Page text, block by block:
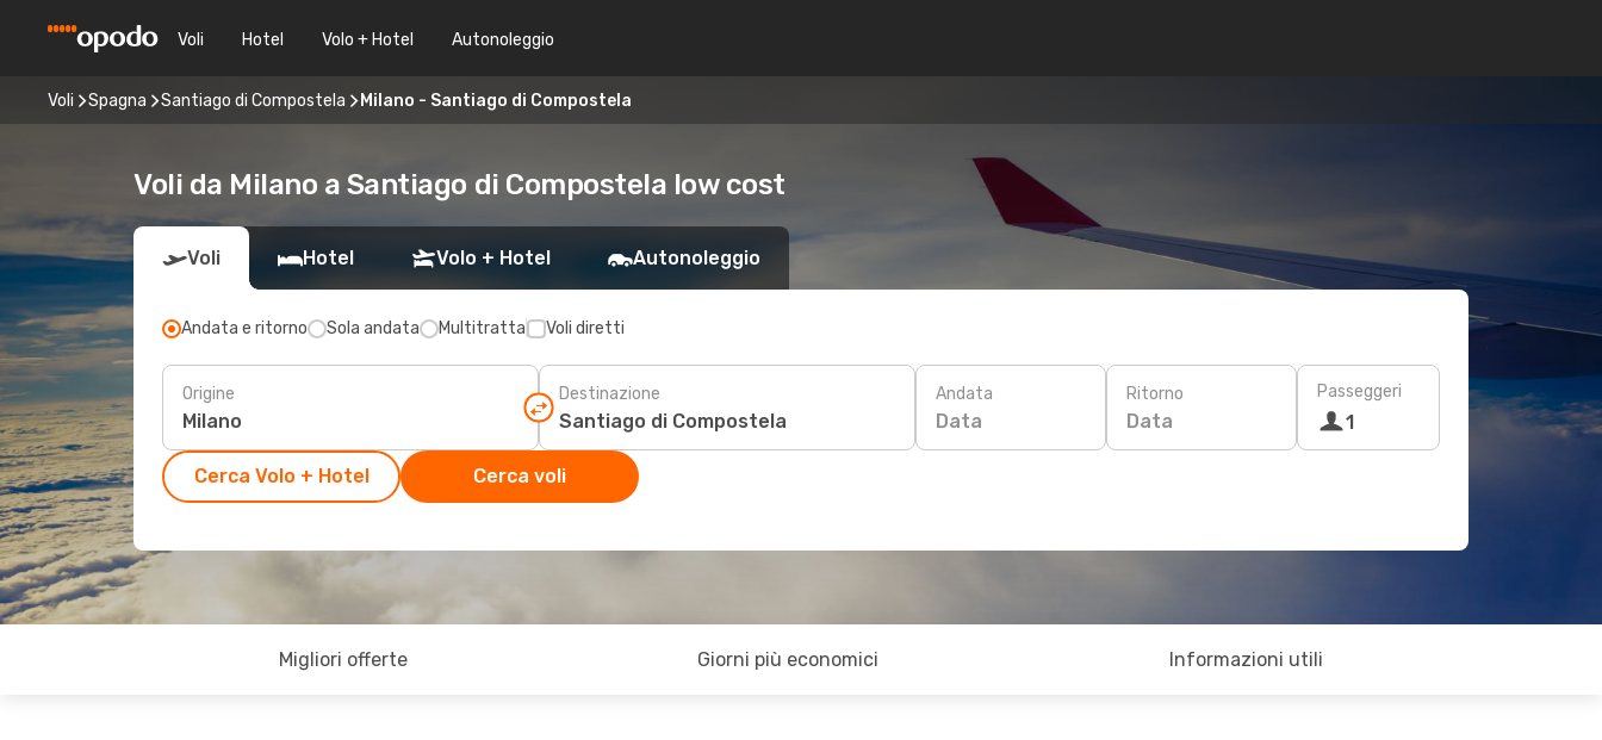
Voli Hotel Volo + Hotel Autonoleggio
Voli Spagna Santiago di Compostela Milano - Santiago di Compostela
Voli da Milano a Santiago di Compostela low cost
Voli Hotel Volo + Hotel Autonoleggio
Andata e ritorno Sola andata Multitratta Voli diretti
Origine Destinazione Andata
Data
Ritorno
Data
Passeggeri
1
Cerca Volo + Hotel Cerca voli
Migliori offerte Giorni più economici Informazioni utili